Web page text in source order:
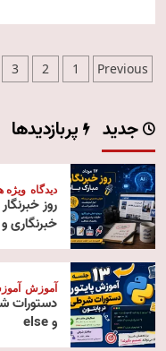
صفحه‌بندی
Previous
1
2
3
جدید پربازدیدها
دیدگاه ویژه
روز
آموزش
و else